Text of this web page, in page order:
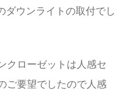
ダウンライトの取付でし
クローゼットは人感セ
ご要望でしたので人感